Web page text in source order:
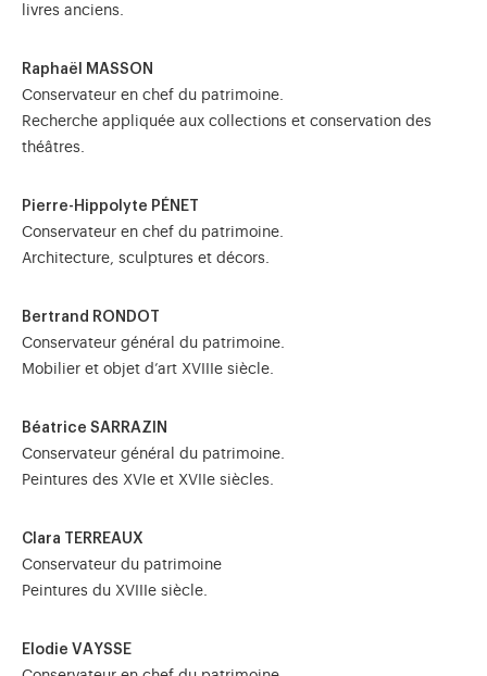
livres anciens.
Raphaël MASSON
Conservateur en chef du patrimoine.
Recherche appliquée aux collections et conservation des
théâtres.
Pierre-Hippolyte PÉNET
Conservateur en chef du patrimoine.
Architecture, sculptures et décors.
Bertrand RONDOT
Conservateur général du patrimoine.
Mobilier et objet d’art XVIIIe siècle.
Béatrice SARRAZIN
Conservateur général du patrimoine.
Peintures des XVIe et XVIIe siècles.
Clara TERREAUX
Conservateur du patrimoine
Peintures du XVIIIe siècle.
Elodie VAYSSE